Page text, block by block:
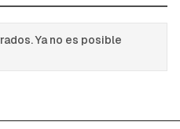
Ya no es posible